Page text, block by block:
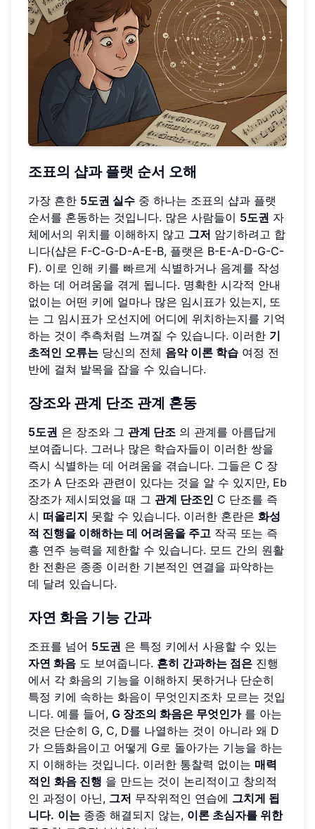
조표의 샵과 플랫 순서 오해
가장 흔한 5도권 실수 중 하나는 조표의 샵과 플랫
순서를 혼동하는 것입니다. 많은 사람들이 5도권 자
체에서의 위치를 이해하지 않고 그저 암기하려고 합
니다(샵은 F-C-G-D-A-E-B, 플랫은 B-E-A-D-G-C-
F). 이로 인해 키를 빠르게 식별하거나 음계를 작성
하는 데 어려움을 겪게 됩니다. 명확한 시각적 안내
없이는 어떤 키에 얼마나 많은 임시표가 있는지, 또
는 그 임시표가 오선지에 어디에 위치하는지를 기억
하는 것이 추측처럼 느껴질 수 있습니다. 이러한 기
초적인 오류는 당신의 전체 음악 이론 학습 여정 전
반에 걸쳐 발목을 잡을 수 있습니다.
장조와 관계 단조 관계 혼동
5도권 은 장조와 그 관계 단조 의 관계를 아름답게
보여줍니다. 그러나 많은 학습자들이 이러한 쌍을
즉시 식별하는 데 어려움을 겪습니다. 그들은 C 장
조가 A 단조와 관련이 있다는 것을 알 수 있지만, Eb
장조가 제시되었을 때 그 관계 단조인 C 단조를 즉
시 떠올리지 못할 수 있습니다. 이러한 혼란은 화성
적 진행을 이해하는 데 어려움을 주고 작곡 또는 즉
흥 연주 능력을 제한할 수 있습니다. 모드 간의 원활
한 전환은 종종 이러한 기본적인 연결을 파악하는
데 달려 있습니다.
자연 화음 기능 간과
조표를 넘어 5도권 은 특정 키에서 사용할 수 있는
자연 화음 도 보여줍니다. 흔히 간과하는 점은 진행
에서 각 화음의 기능을 이해하지 못하거나 단순히
특정 키에 속하는 화음이 무엇인지조차 모르는 것입
니다. 예를 들어, G 장조의 화음은 무엇인가를 아는
것은 단순히 G, C, D를 나열하는 것이 아니라 왜 D
가 으뜸화음이고 어떻게 G로 돌아가는 기능을 하는
지 이해하는 것입니다. 이러한 통찰력 없이는 매력
적인 화음 진행 을 만드는 것이 논리적이고 창의적
인 과정이 아닌, 그저 무작위적인 연습에 그치게 됩
니다. 이는 종종 해결되지 않는, 이론 초심자를 위한